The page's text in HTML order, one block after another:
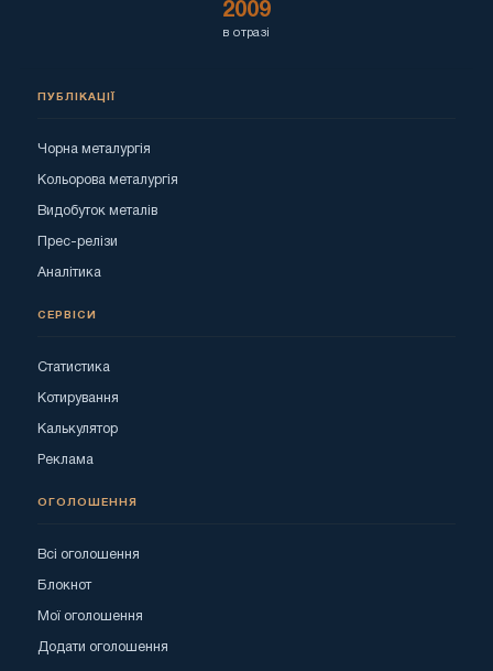
2009
в отразі
ПУБЛІКАЦІЇ
Чорна металургія
Кольорова металургія
Видобуток металів
Прес-релізи
Аналітика
СЕРВІСИ
Статистика
Котирування
Калькулятор
Реклама
ОГОЛОШЕННЯ
Всі оголошення
Блокнот
Мої оголошення
Додати оголошення